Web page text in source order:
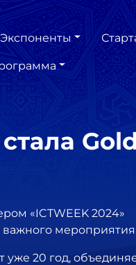
Экспоненты
«ICTWEEK 2024»
мероприятия
20 год,